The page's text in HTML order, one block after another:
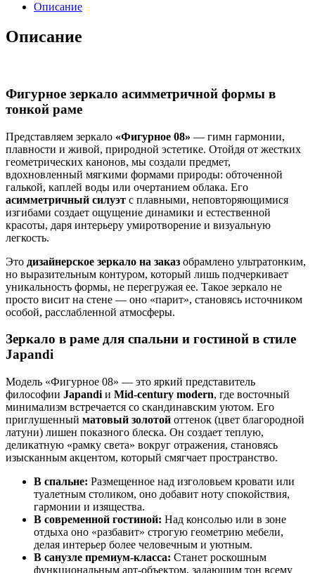
Описание
Описание
Фигурное зеркало асимметричной формы в
тонкой раме
Представляем зеркало «Фигурное 08» — гимн гармонии,
плавности и живой, природной эстетике. Отойдя от жестких
геометрических канонов, мы создали предмет,
вдохновленный мягкими формами природы: обточенной
галькой, каплей воды или очертанием облака. Его
асимметричный силуэт с плавными, неповторяющимися
изгибами создает ощущение динамики и естественной
красоты, даря интерьеру умиротворение и визуальную
легкость.
Это дизайнерское зеркало на заказ обрамлено ультратонким,
но выразительным контуром, который лишь подчеркивает
уникальность формы, не перегружая ее. Такое зеркало не
просто висит на стене — оно «парит», становясь источником
особой, расслабленной атмосферы.
Зеркало в раме для спальни и гостиной в стиле
Japandi
Модель «Фигурное 08» — это яркий представитель
философии Japandi и Mid-century modern, где восточный
минимализм встречается со скандинавским уютом. Его
приглушенный матовый золотой оттенок (цвет благородной
латуни) лишен показного блеска. Он создает теплую,
деликатную «рамку света» вокруг отражения, становясь
изысканным акцентом, который смягчает пространство.
В спальне: Размещенное над изголовьем кровати или
туалетным столиком, оно добавит ноту спокойствия,
гармонии и изящества.
В современной гостиной: Над консолью или в зоне
отдыха оно «разбавит» строгую геометрию мебели,
делая интерьер более человечным и уютным.
В санузле премиум-класса: Станет роскошным
функциональным арт-объектом, задающим тон всему